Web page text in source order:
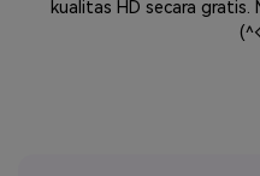
kualitas HD secara gratis.